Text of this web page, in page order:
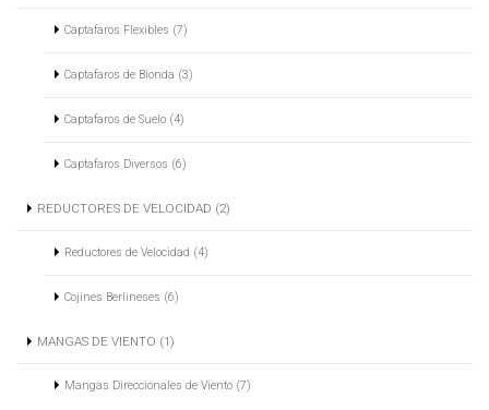
Captafaros Flexibles (7)
Captafaros de Bionda (3)
Captafaros de Suelo (4)
Captafaros Diversos (6)
REDUCTORES DE VELOCIDAD (2)
Reductores de Velocidad (4)
Cojines Berlineses (6)
MANGAS DE VIENTO (1)
Mangas Direccionales de Viento (7)